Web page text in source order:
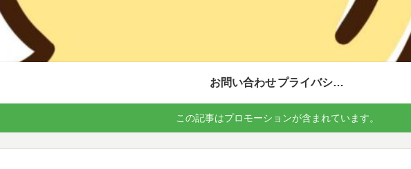
お問い合わせ プライバシーポリシー
この記事はプロモーションが含まれています。